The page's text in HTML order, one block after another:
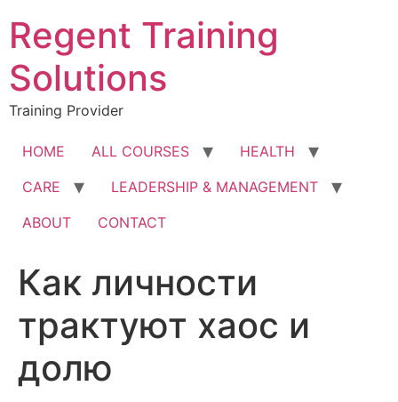
content
Regent Training
Solutions
Training Provider
HOME ALL COURSES
HEALTH
CARE
LEADERSHIP & MANAGEMENT
ABOUT
CONTACT
Как личности
трактуют хаос и
долю